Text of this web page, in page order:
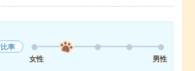
率
女性
男性